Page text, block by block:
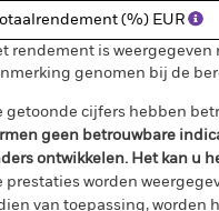
Totaalrendement (%) EUR
rendement is
genomen bij de
getoonde cijfers hebben
geen betrouwbare
ontwikkelen. Het kan u
prestaties worden
van toepassing, worden